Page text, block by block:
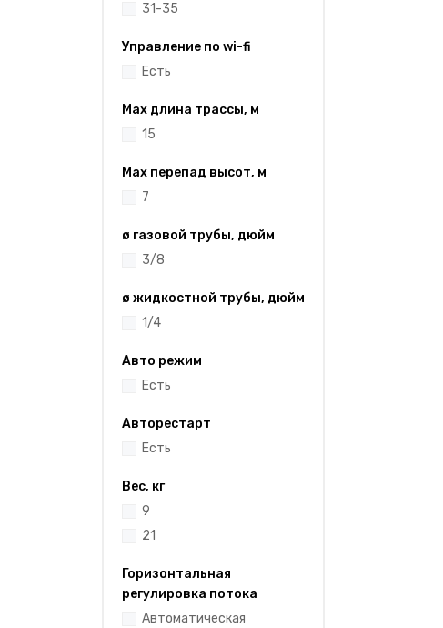
31-35
Управление по wi-fi
Есть
Max длина трассы, м
15
Max перепад высот, м
7
ø газовой трубы, дюйм
3/8
ø жидкостной трубы, дюйм
1/4
Авто режим
Есть
Авторестарт
Есть
Вес, кг
9
21
Горизонтальная
регулировка потока
Автоматическая